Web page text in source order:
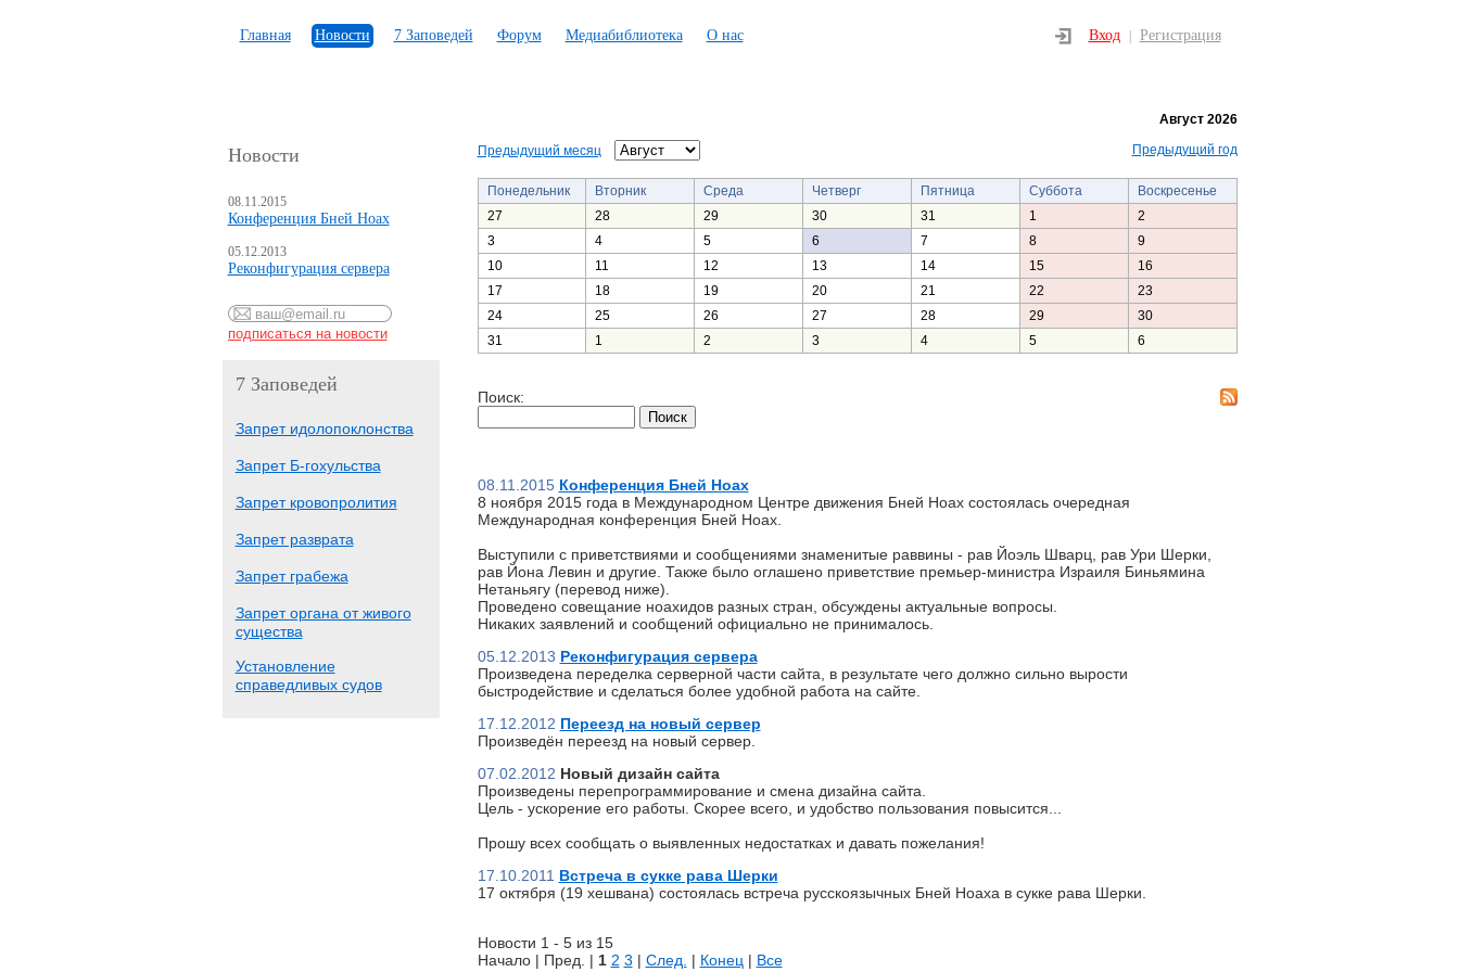
Главная Новости 7 Заповедей Форум Медиабиблиотека О нас Вход Регистрация
Новости
08.11.2015
Конференция Бней Ноах
05.12.2013
Реконфигурация сервера
7 Заповедей
Запрет идолопоклонства
Запрет Б-гохульства
Запрет кровопролития
Запрет разврата
Запрет грабежа
Запрет органа от живого
существа
Установление
справедливых судов
Август 2026
Предыдущий месяц Предыдущий год
Понедельник Вторник Среда Четверг Пятница Суббота
Воскресенье
27
28 29 30 31 1
2
3
4 5 6 7 8
9
10
11 12 13 14 15
16
17
18 19 20 21 22
23
24
25 26 27 28 29
30
31
1 2 3 4 5 6
Поиск:
08.11.2015 Конференция Бней Ноах
8 ноября 2015 года в Международном Центре движения Бней Ноах состоялась очередная
Международная конференция Бней Ноах.
Выступили с приветствиями и сообщениями знаменитые раввины - рав Йоэль Шварц, рав Ури Шерки,
рав Йона Левин и другие. Также было оглашено приветствие премьер-министра Израиля Биньямина
Нетаньягу (перевод ниже).
Проведено совещание ноахидов разных стран, обсуждены актуальные вопросы.
Никаких заявлений и сообщений официально не принималось.
05.12.2013 Реконфигурация сервера
Произведена переделка серверной части сайта, в результате чего должно сильно вырости
быстродействие и сделаться более удобной работа на сайте.
17.12.2012 Переезд на новый сервер
Произведён переезд на новый сервер.
07.02.2012 Новый дизайн сайта
Произведены перепрограммирование и смена дизайна сайта.
Цель - ускорение его работы. Скорее всего, и удобство пользования повысится...
Прошу всех сообщать о выявленных недостатках и давать пожелания!
17.10.2011 Встреча в сукке рава Шерки
17 октября (19 хешвана) состоялась встреча русскоязычных Бней Ноаха в сукке рава Шерки.
Новости 1 - 5 из 15
Начало | Пред. | 1 2 3 | След. | Конец | Все